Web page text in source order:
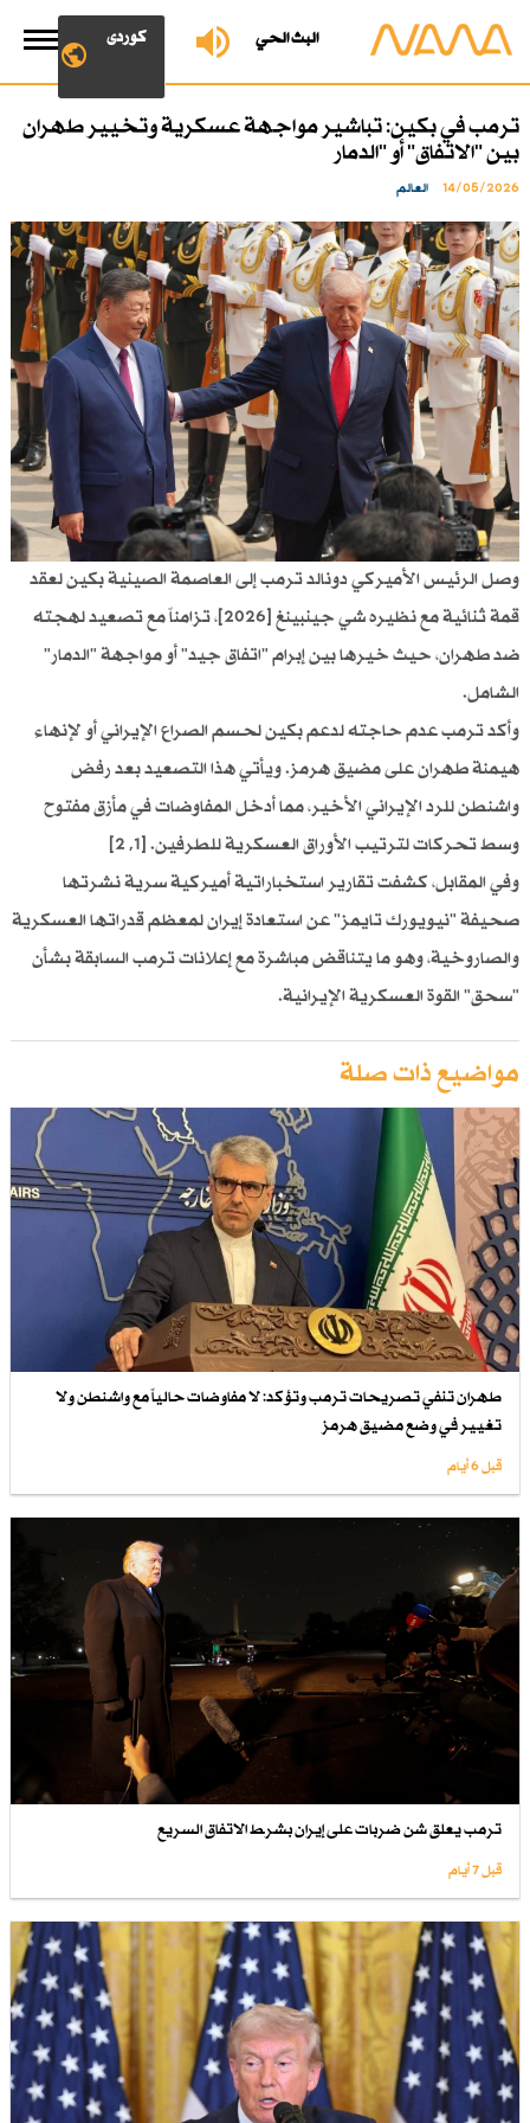
البث الحي کوردی
ترمب في بكين: تباشير مواجهة عسكرية وتخيير طهران
بين "الاتفاق" أو "الدمار
14/05/2026 العالم
وصل الرئيس الأميركي دونالد ترمب إلى العاصمة الصينية بكين لعقد
قمة ثنائية مع نظيره شي جينبينغ [2026]، تزامناً مع تصعيد لهجته
ضد طهران، حيث خيرها بين إبرام "اتفاق جيد" أو مواجهة "الدمار"
الشامل.
وأكد ترمب عدم حاجته لدعم بكين لحسم الصراع الإيراني أو لإنهاء
هيمنة طهران على مضيق هرمز. ويأتي هذا التصعيد بعد رفض
واشنطن للرد الإيراني الأخير، مما أدخل المفاوضات في مأزق مفتوح
وسط تحركات لترتيب الأوراق العسكرية للطرفين. [1, 2]
وفي المقابل، كشفت تقارير استخباراتية أميركية سرية نشرتها
صحيفة "نيويورك تايمز" عن استعادة إيران لمعظم قدراتها العسكرية
والصاروخية، وهو ما يتناقض مباشرة مع إعلانات ترمب السابقة بشأن
"سحق" القوة العسكرية الإيرانية.
مواضيع ذات صلة
طهران تنفي تصريحات ترمب وتؤكد: لا مفاوضات حالياً مع واشنطن ولا
تغيير في وضع مضيق هرمز
قبل 6 أيام
ترمب يعلق شن ضربات على إيران بشرط الاتفاق السريع
قبل 7 أيام